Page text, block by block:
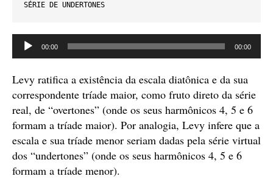
SÉRIE DE UNDERTONES
Tocador
de
00:00 00:00
Levy ratifica a existência da escala diatônica e da sua
correspondente tríade maior, como fruto direto da série
real, de “overtones” (onde os seus harmônicos 4, 5 e 6
formam a tríade maior). Por analogia, Levy infere que a
escala e sua tríade menor seriam dadas pela série virtual
dos “undertones” (onde os seus harmônicos 4, 5 e 6
formam a tríade menor).